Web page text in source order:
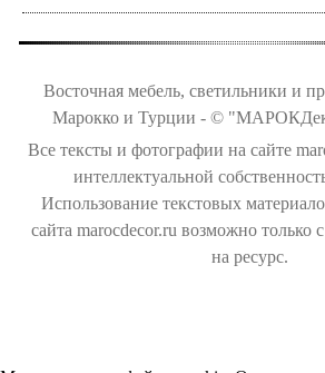
Восточная мебель, светильники и
Марокко и Турции - ©
Все тексты и фотографии на сайте
интеллектуальной
Использование текстовых
сайта marocdecor.ru возможно только
на ресурс.